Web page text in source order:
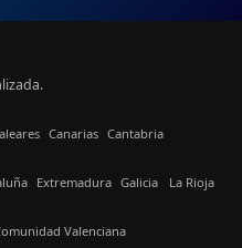
Canarias Cantabria
Extremadura Galicia La Rioja
Valenciana